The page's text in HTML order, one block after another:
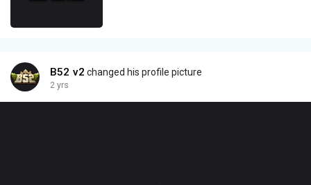
B52 v2 changed his profile picture
2 yrs